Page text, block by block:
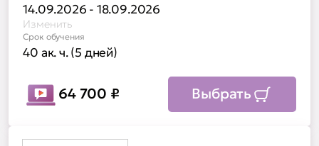
14.09.2026 - 18.09.2026
Изменить
Срок обучения
40 ак. ч. (5 дней)
64 700 ₽ Выбрать